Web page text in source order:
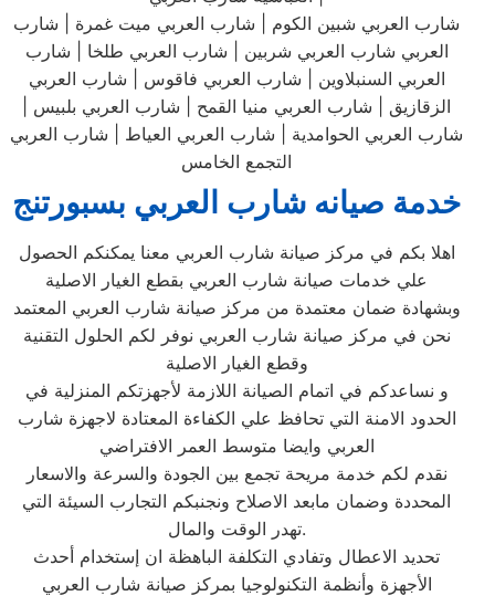
شارب العربي شبين الكوم | شارب العربي ميت غمرة | شارب
العربي شارب العربي شربين | شارب العربي طلخا | شارب
العربي السنبلاوين | شارب العربي فاقوس | شارب العربي
الزقازيق | شارب العربي منيا القمح | شارب العربي بلبيس |
شارب العربي الحوامدية | شارب العربي العياط | شارب العربي
التجمع الخامس
خدمة صيانه شارب العربي بسبورتنج
اهلا بكم في مركز صيانة شارب العربي معنا يمكنكم الحصول
علي خدمات صيانة شارب العربي بقطع الغيار الاصلية
وبشهادة ضمان معتمدة من مركز صيانة شارب العربي المعتمد
نحن في مركز صيانة شارب العربي نوفر لكم الحلول التقنية
وقطع الغيار الاصلية
و نساعدكم في اتمام الصيانة اللازمة لأجهزتكم المنزلية في
الحدود الامنة التي تحافظ علي الكفاءة المعتادة لاجهزة شارب
العربي وايضا متوسط العمر الافتراضي
نقدم لكم خدمة مريحة تجمع بين الجودة والسرعة والاسعار
المحددة وضمان مابعد الاصلاح ونجنبكم التجارب السيئة التي
تهدر الوقت والمال.
تحديد الاعطال وتفادي التكلفة الباهظة ان إستخدام أحدث
الأجهزة وأنظمة التكنولوجيا بمركز صيانة شارب العربي